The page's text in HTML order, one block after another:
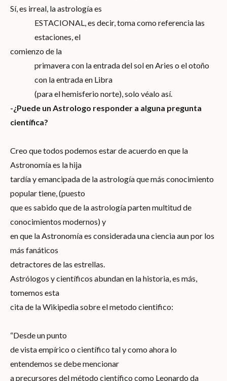
Sí, es irreal, la astrología es
ESTACIONAL, es decir, toma como referencia las
estaciones, el
comienzo de la
primavera con la entrada del sol en Aries o el otoño
con la entrada en Libra
(para el hemisferio norte), solo véalo así.
-¿Puede un Astrologo responder a alguna pregunta
científica?
Creo que todos podemos estar de acuerdo en que la
Astronomía es la hija
tardía y emancipada de la astrología que más conocimiento
popular tiene, (puesto
que es sabido que de la astrología parten multitud de
conocimientos modernos) y
en que la Astronomía es considerada una ciencia aun por los
más fanáticos
detractores de las estrellas.
Astrólogos y científicos abundan en la historia, es más,
tomemos esta
cita de la Wikipedia sobre el metodo cientifico:
“Desde un punto
de vista empírico o científico tal y como ahora lo
entendemos se debe mencionar
a precursores del método científico como Leonardo da